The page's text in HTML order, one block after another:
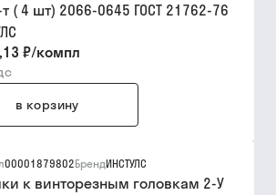
т ( 4 шт) 2066-0645 ГОСТ 21762-76
₽/компл
в корзину
00001879802БрендИНСТУЛС
к винторезным головкам 2-У